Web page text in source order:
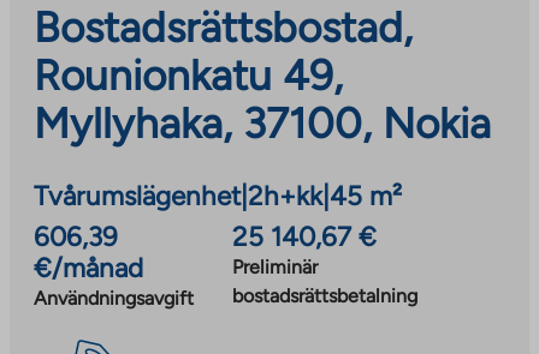
Bostadsrättsbostad,
Rounionkatu 49,
Myllyhaka, 37100, Nokia
Tvårumslägenhet|2h+kk| 45 m²
606,39
€/månad
Användningsavgift
25 140,67 €
Preliminär
bostadsrättsbetalning